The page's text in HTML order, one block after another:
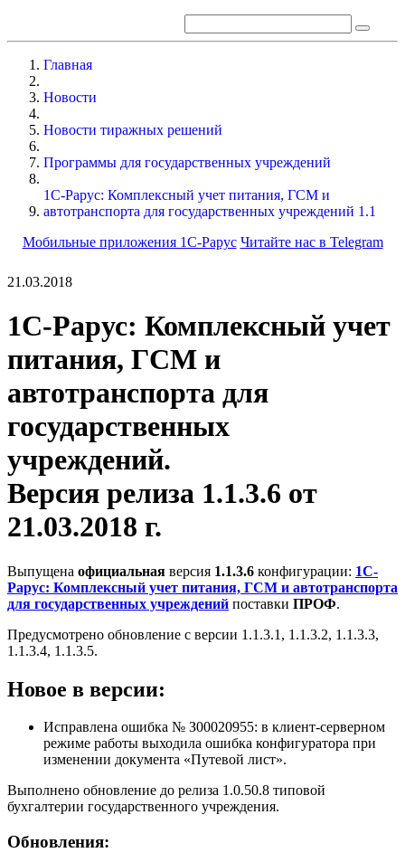
Главная
Новости
Новости тиражных решений
Программы для государственных учреждений
1С-Рарус: Комплексный учет питания, ГСМ и
автотранспорта для государственных учреждений 1.1
Мобильные приложения 1С-Рарус Читайте нас в Telegram
21.03.2018
1С-Рарус: Комплексный учет
питания, ГСМ и
автотранспорта для
государственных
учреждений.
Версия релиза 1.1.3.6 от
21.03.2018 г.
Выпущена официальная версия 1.1.3.6 конфигурации: 1С-
Рарус: Комплексный учет питания, ГСМ и автотранспорта
для государственных учреждений поставки ПРОФ.
Предусмотрено обновление с версии 1.1.3.1, 1.1.3.2, 1.1.3.3,
1.1.3.4, 1.1.3.5.
Новое в версии:
Исправлена ошибка № З00020955: в клиент-серверном
режиме работы выходила ошибка конфигуратора при
изменении документа «Путевой лист».
Выполнено обновление до релиза 1.0.50.8 типовой
бухгалтерии государственного учреждения.
Обновления: